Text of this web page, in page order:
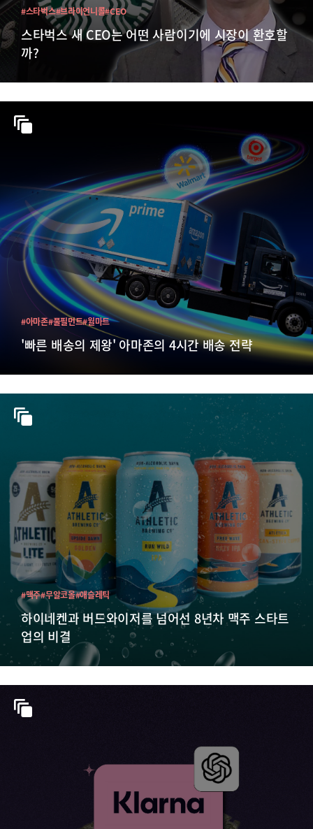
스타벅스 새 CEO는 어떤 사람이기에 시장이 환호할
까?
#스타벅스#브라이언니콜#CEO
'빠른 배송의 제왕' 아마존의 4시간 배송 전략
#아마존#풀필먼트#월마트
하이네켄과 버드와이저를 넘어선 8년차 맥주 스타트
업의 비결
#맥주#무알코올#애슬레틱